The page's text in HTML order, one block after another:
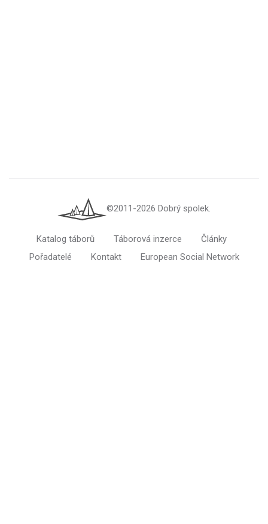
©2011-2026 Dobrý spolek.
Katalog táborů Táborová inzerce
Články
Pořadatelé
Kontakt European Social Network